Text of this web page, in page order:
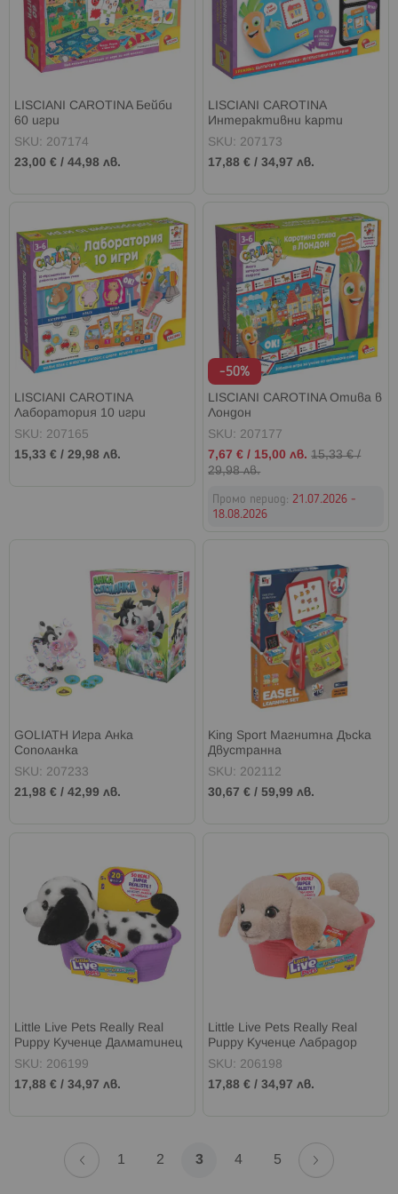
LISCIANI CAROTINA Бейби
60 игри
SKU: 207174
23,00 € / 44,98 лв.
LISCIANI CAROTINA
Интерактивни карти
SKU: 207173
17,88 € /34,97 лв.
LISCIANI CAROTINA
Лаборатория 10 игри
SKU: 207165
15,33 € / 29,98 лв.
-50%
LISCIANI CAROTINA Отива в
Лондон
SKU: 207177
Промо
цена
7,67 € / 15,00 лв. 15,33 €/
29,98 лв.
Промо период:21.07.2026 -
18.08.2026
GOLIATH Игра Анка
Сополанка
SKU: 207233
21,98 € / 42,99 лв.
King Sport Магнитна Дъска
Двустранна
SKU: 202112
30,67 € / 59,99 лв.
Little Live Pets Really Real
Puppy Кученце Далматинец
Mini Pepper
SKU: 206199
17,88 € / 34,97 лв.
Little Live Pets Really Real
Puppy Кученце Лабрадор
Mini Buddy
SKU: 206198
17,88 € /34,97 лв.
Страница
Назад
Страница
1 Страница
2 В
3 Страница
4 Страница
5
Страница
Напред